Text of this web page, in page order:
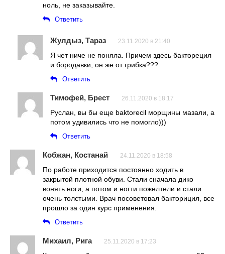
ноль, не заказывайте.
Ответить
Жулдыз, Тараз 23.11.2020 в 21:40
Я чет ниче не поняла. Причем здесь бакторецил
и бородавки, он же от грибка???
Ответить
Тимофей, Брест 26.11.2020 в 18:17
Руслан, вы бы еще baktorecil морщины мазали, а
потом удивились что не помогло)))
Ответить
Кобжан, Костанай 24.11.2020 в 18:58
По работе приходится постоянно ходить в
закрытой плотной обуви. Стали сначала дико
вонять ноги, а потом и ногти пожелтели и стали
очень толстыми. Врач посоветовал бакторицил, все
прошло за один курс применения.
Ответить
Михаил, Рига 25.11.2020 в 17:23